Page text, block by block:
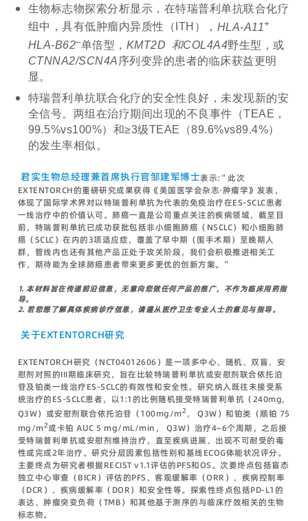
生物标志物探索分析显示，在特瑞普利单抗联合化疗
组中，具有低肿瘤内异质性（ITH）， HLA-A11+
HLA-B62–单倍型， KMT2D 和COL4A4野生型，或
CTNNA2/SCN4A序列变异的患者的临床获益更明
显。
特瑞普利单抗联合化疗的安全性良好，未发现新的安
全信号。两组在治疗期间出现的不良事件（TEAE，
99.5%vs100%）和≥3级TEAE（89.6%vs89.4%）
的发生率相似。
君实生物总经理兼首席执行官邹建军博士表示:”此次
EXTENTORCH的重磅研究成果获得《美国医学会杂志·肿瘤学》发表，
体现了国际学术界对以特瑞普利单抗为代表的免疫治疗在ES-SCLC患者
一线治疗中的价值认可。肺癌一直是公司重点关注的疾病领域，截至目
前，特瑞普利单抗已成功获批包括非小细胞肺癌（NSCLC）和小细胞肺
癌（SCLC）在内的3项适应症，覆盖了早中期（围手术期）至晚期人
群，管线内也还有其他产品正处于攻关阶段，我们会积极推进相关工
作，期待能为全球肺癌患者带来更多更优的创新方案。”
1.本材料旨在传递前沿信息，无意向您做任何产品的推广，不作为临床用药指
导。
2. 若您想了解具体疾病诊疗信息，请遵从医疗卫生专业人士的意见与指导。
关于EXTENTORCH研究
EXTENTORCH研究（NCT04012606）是一项多中心、随机、双盲、安
慰剂对照的III期临床研究，旨在比较特瑞普利单抗或安慰剂联合依托泊
苷及铂类一线治疗ES-SCLC的有效性和安全性。研究纳入既往未接受系
统治疗的ES-SCLC患者，以1:1的比例随机接受特瑞普利单抗（240mg,
Q3W）或安慰剂联合依托泊苷（100mg/m2 ， Q3W）和铂类（顺铂 75
mg/m2或卡铂 AUC 5 mg/mL/min， Q3W）治疗4~6个周期，之后接
受特瑞普利单抗或安慰剂维持治疗，直至疾病进展、出现不可耐受的毒
性或完成2年治疗。研究分层因素包括性别和基线ECOG体能状况评分。
主要终点为研究者根据RECIST v1.1评估的PFS和OS。次要终点包括盲态
独立中心审查（BICR）评估的PFS、客观缓解率（ORR）、疾病控制率
（DCR）、疾病缓解率（DOR）和安全性等。探索性终点包括PD-L1的
表达、肿瘤突变负荷（TMB）和其他基于测序的与临床疗效相关的生物
标志物。